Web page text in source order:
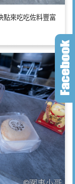
點來吃吃佐料豐富